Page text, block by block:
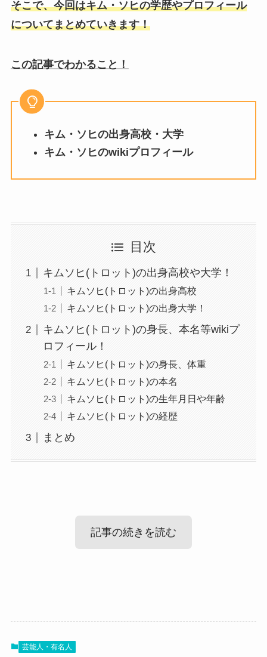
そこで、今回はキム・ソヒの学歴やプロフィール
についてまとめていきます！
この記事でわかること！
キム・ソヒの出身高校・大学
キム・ソヒのwikiプロフィール
目次
キムソヒ(トロット)の出身高校や大学！
キムソヒ(トロット)の出身高校
キムソヒ(トロット)の出身大学！
キムソヒ(トロット)の身長、本名等wikiプ
ロフィール！
キムソヒ(トロット)の身長、体重
キムソヒ(トロット)の本名
キムソヒ(トロット)の生年月日や年齢
キムソヒ(トロット)の経歴
まとめ
記事の続きを読む
韓国人であるキム・ソヒが、韓国でどんな学歴を
芸能人・有名人